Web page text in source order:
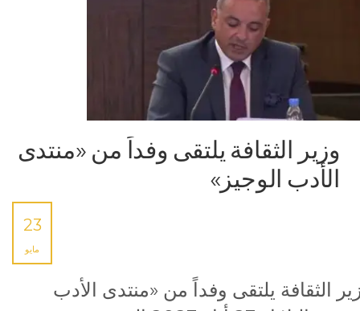
وزير الثقافة يلتقى وفداً من «منتدى
الأدب الوجيز»
23
مايو
الثقافة يلتقى وفداً من «منتدى الأدب